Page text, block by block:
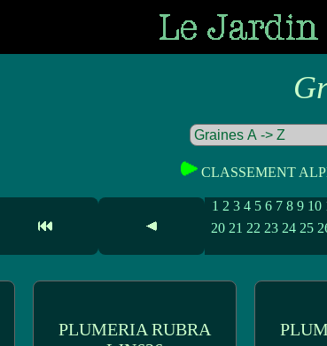
CLASSEMENT
1 2 3 4 5 6 7 8 9 10
20 21 22 23 24 25
PLUMERIA RUBRA